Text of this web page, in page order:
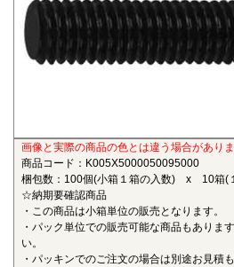
す。優れた耐熱性を有し、高温度雰
も物性劣化はほとんどありません。
特性、電気的特性、および寸法安定
部品、自動車部品、化学機械部品な
ポリアミドMXD6をベースポリマー
強化した結晶性のエンジニアリング
プラの中で最も大きい強度・弾性率
にも優れることから、金属の代替材
部品、一般機械、精密機械部品、電
建築用部材などの用いられています。
画像と実際の商品の色とは違う場合がありま
商品コード：K005X5000050095000
梱包数：100個(小箱１箱の入数) x 10箱(
☆納期要確認商品
・この商品は小箱単位の販売となります。
・パック単位での販売可能な商品もありま
い。
・パッキンでのご注文の場合は別途お見積